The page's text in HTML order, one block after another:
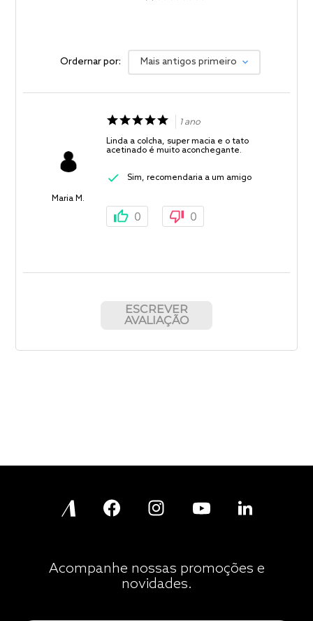
Ordernar por: Mais antigos primeiro
Maria M.
1 ano
Linda a colcha, super macia e o tato
acetinado é muito aconchegante.
Sim, recomendaria a um amigo
0 0
ESCREVER
AVALIAÇÃO
Acompanhe nossas promoções e
novidades.